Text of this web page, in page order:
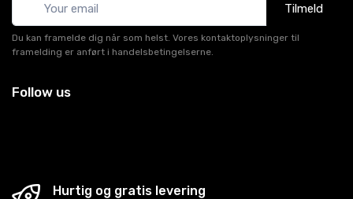
Tilmeld
Du kan framelde dig når som helst. Vores kontaktoplysninger til
framelding er anført i handelsbetingelserne.
Follow us
Hurtig og gratis levering